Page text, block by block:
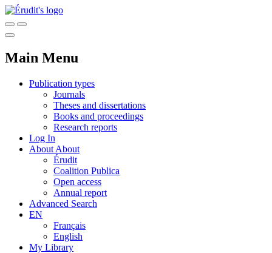
Main Menu
Publication types
Journals
Theses and dissertations
Books and proceedings
Research reports
Log In
About About
Érudit
Coalition Publica
Open access
Annual report
Advanced Search
EN
Français
English
My Library